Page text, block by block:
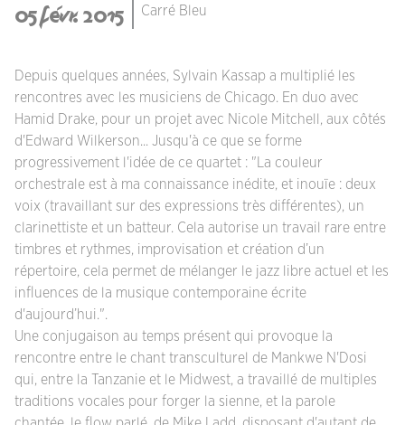
05 févr. 2015
Carré Bleu
Depuis quelques années, Sylvain Kassap a multiplié les
rencontres avec les musiciens de Chicago. En duo avec
Hamid Drake, pour un projet avec Nicole Mitchell, aux côtés
d'Edward Wilkerson... Jusqu'à ce que se forme
progressivement l'idée de ce quartet : "La couleur
orchestrale est à ma connaissance inédite, et inouïe : deux
voix (travaillant sur des expressions très différentes), un
clarinettiste et un batteur. Cela autorise un travail rare entre
timbres et rythmes, improvisation et création d’un
répertoire, cela permet de mélanger le jazz libre actuel et les
influences de la musique contemporaine écrite
d'aujourd’hui.".
Une conjugaison au temps présent qui provoque la
rencontre entre le chant transculturel de Mankwe N'Dosi
qui, entre la Tanzanie et le Midwest, a travaillé de multiples
traditions vocales pour forger la sienne, et la parole